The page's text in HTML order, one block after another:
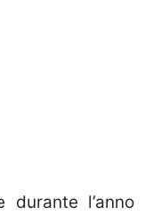
durante l’anno